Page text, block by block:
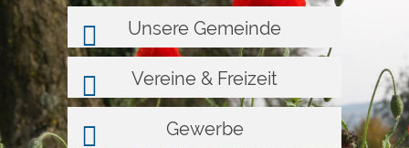
Unsere Gemeinde
Vereine & Freizeit
Gewerbe